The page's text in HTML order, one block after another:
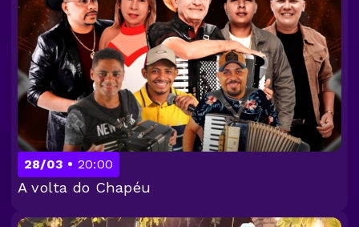
28/03 20:00
A volta do Chapéu